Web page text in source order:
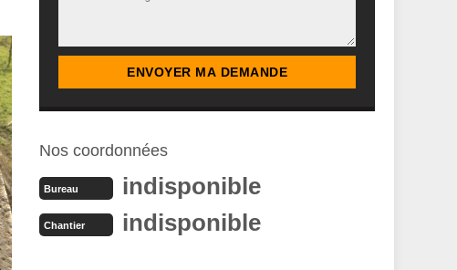
Nos coordonnées
Bureau indisponible
Chantier indisponible